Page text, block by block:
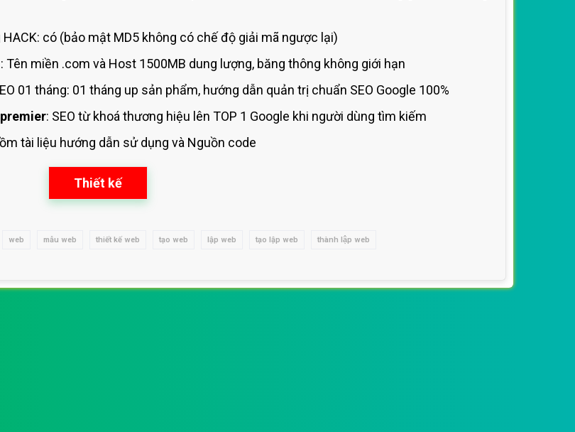
HACK: có (bảo mật MD5 không có chế độ giải mã ngược lại)
: Tên miền .com và Host 1500MB dung lượng, băng thông không giới hạn
01 tháng: 01 tháng up sản phẩm, hướng dẫn quản trị chuẩn SEO Google 100%
: SEO từ khoá thương hiệu lên TOP 1 Google khi người dùng tìm kiếm
tài liệu hướng dẫn sử dụng và Nguồn code
Thiết kế
web mẫu web thiết kế web tạo web lập web tạo lập web thành lập web